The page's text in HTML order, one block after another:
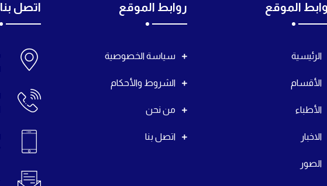
الموقع
الرئيسية
الأقسام
الأطباء
الاخبار
الصور
روابط الموقع
سياسة الخصوصية
الشروط والأحكام
من نحن
اتصل بنا
اتصل بنا